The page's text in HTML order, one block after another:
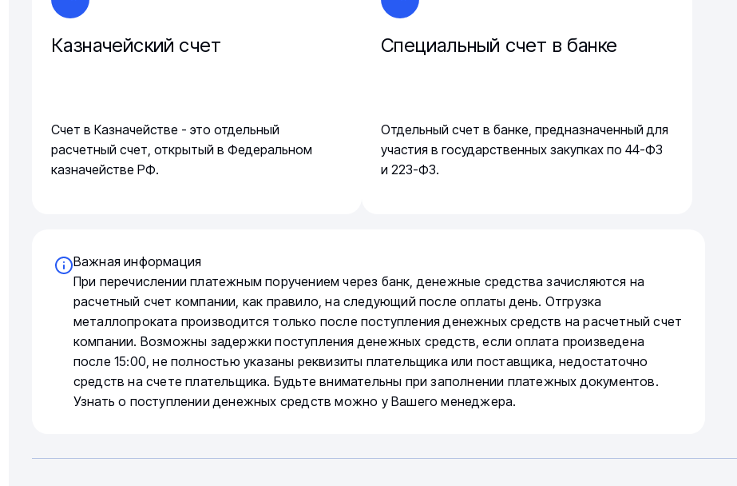
Казначейский счет
Счет в Казначействе - это отдельный
расчетный счет, открытый в Федеральном
казначействе РФ.
Специальный счет в банке
Отдельный счет в банке, предназначенный для
участия в государственных закупках по 44-ФЗ
и 223-ФЗ.
Важная информация
При перечислении платежным поручением через банк, денежные средства зачисляются на
расчетный счет компании, как правило, на следующий после оплаты день. Отгрузка
металлопроката производится только после поступления денежных средств на расчетный счет
компании. Возможны задержки поступления денежных средств, если оплата произведена
после 15:00, не полностью указаны реквизиты плательщика или поставщика, недостаточно
средств на счете плательщика. Будьте внимательны при заполнении платежных документов.
Узнать о поступлении денежных средств можно у Вашего менеджера.